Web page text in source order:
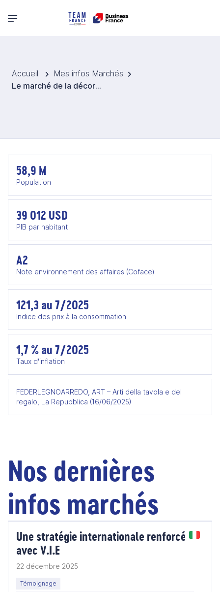
Menu principal
Accueil
Mes infos Marchés
Le marché de la décoration et du lifestyle en Italie
58,9 M
Population
39 012 USD
PIB par habitant
A2
Note environnement des affaires (Coface)
121,3 au 7/2025
Indice des prix à la consommation
1,7 % au 7/2025
Taux d'inflation
FEDERLEGNOARREDO, ART – Arti della tavola e del
regalo, La Repubblica (16/06/2025)
Nos dernières
infos marchés
Une stratégie internationale renforcée
avec V.I.E
22 décembre 2025
Témoignage